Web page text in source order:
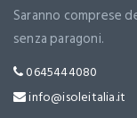
Saranno comprese
senza paragoni.
0645444080
info@isoleitalia.it